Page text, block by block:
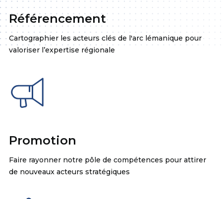
Référencement
Cartographier les acteurs clés de l'arc lémanique pour
valoriser l’expertise régionale
Promotion
Faire rayonner notre pôle de compétences pour attirer
de nouveaux acteurs stratégiques